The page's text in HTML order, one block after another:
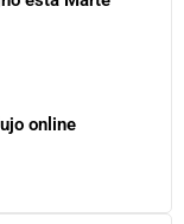
online